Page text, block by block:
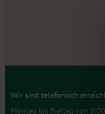
Wir sind telefonisch
Montag bis Freitag von